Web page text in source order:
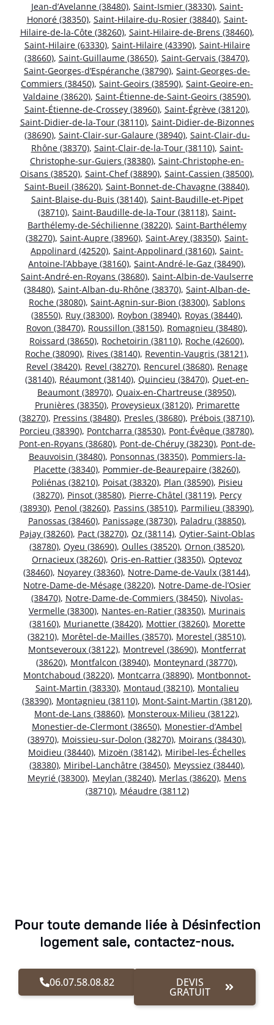
Jean-d’Avelanne (38480), Saint-Ismier (38330), Saint-
Honoré (38350), Saint-Hilaire-du-Rosier (38840), Saint-
Hilaire-de-la-Côte (38260), Saint-Hilaire-de-Brens (38460),
Saint-Hilaire (63330), Saint-Hilaire (43390), Saint-Hilaire
(38660), Saint-Guillaume (38650), Saint-Gervais (38470),
Saint-Georges-d’Espéranche (38790), Saint-Georges-de-
Commiers (38450), Saint-Geoirs (38590), Saint-Geoire-en-
Valdaine (38620), Saint-Étienne-de-Saint-Geoirs (38590),
Saint-Étienne-de-Crossey (38960), Saint-Égrève (38120),
Saint-Didier-de-la-Tour (38110), Saint-Didier-de-Bizonnes
(38690), Saint-Clair-sur-Galaure (38940), Saint-Clair-du-
Rhône (38370), Saint-Clair-de-la-Tour (38110), Saint-
Christophe-sur-Guiers (38380), Saint-Christophe-en-
Oisans (38520), Saint-Chef (38890), Saint-Cassien (38500),
Saint-Bueil (38620), Saint-Bonnet-de-Chavagne (38840),
Saint-Blaise-du-Buis (38140), Saint-Baudille-et-Pipet
(38710), Saint-Baudille-de-la-Tour (38118), Saint-
Barthélemy-de-Séchilienne (38220), Saint-Barthélemy
(38270), Saint-Aupre (38960), Saint-Arey (38350), Saint-
Appolinard (42520), Saint-Appolinard (38160), Saint-
Antoine-l’Abbaye (38160), Saint-André-le-Gaz (38490),
Saint-André-en-Royans (38680), Saint-Albin-de-Vaulserre
(38480), Saint-Alban-du-Rhône (38370), Saint-Alban-de-
Roche (38080), Saint-Agnin-sur-Bion (38300), Sablons
(38550), Ruy (38300), Roybon (38940), Royas (38440),
Rovon (38470), Roussillon (38150), Romagnieu (38480),
Roissard (38650), Rochetoirin (38110), Roche (42600),
Roche (38090), Rives (38140), Reventin-Vaugris (38121),
Revel (38420), Revel (38270), Rencurel (38680), Renage
(38140), Réaumont (38140), Quincieu (38470), Quet-en-
Beaumont (38970), Quaix-en-Chartreuse (38950),
Prunières (38350), Proveysieux (38120), Primarette
(38270), Pressins (38480), Presles (38680), Prébois (38710),
Porcieu (38390), Pontcharra (38530), Pont-Évêque (38780),
Pont-en-Royans (38680), Pont-de-Chéruy (38230), Pont-de-
Beauvoisin (38480), Ponsonnas (38350), Pommiers-la-
Placette (38340), Pommier-de-Beaurepaire (38260),
Poliénas (38210), Poisat (38320), Plan (38590), Pisieu
(38270), Pinsot (38580), Pierre-Châtel (38119), Percy
(38930), Penol (38260), Passins (38510), Parmilieu (38390),
Panossas (38460), Panissage (38730), Paladru (38850),
Pajay (38260), Pact (38270), Oz (38114), Oytier-Saint-Oblas
(38780), Oyeu (38690), Oulles (38520), Ornon (38520),
Ornacieux (38260), Oris-en-Rattier (38350), Optevoz
(38460), Noyarey (38360), Notre-Dame-de-Vaulx (38144),
Notre-Dame-de-Mésage (38220), Notre-Dame-de-l’Osier
(38470), Notre-Dame-de-Commiers (38450), Nivolas-
Vermelle (38300), Nantes-en-Ratier (38350), Murinais
(38160), Murianette (38420), Mottier (38260), Morette
(38210), Morêtel-de-Mailles (38570), Morestel (38510),
Montseveroux (38122), Montrevel (38690), Montferrat
(38620), Montfalcon (38940), Monteynard (38770),
Montchaboud (38220), Montcarra (38890), Montbonnot-
Saint-Martin (38330), Montaud (38210), Montalieu
(38390), Montagnieu (38110), Mont-Saint-Martin (38120),
Mont-de-Lans (38860), Monsteroux-Milieu (38122),
Monestier-de-Clermont (38650), Monestier-d’Ambel
(38970), Moissieu-sur-Dolon (38270), Moirans (38430),
Moidieu (38440), Mizoën (38142), Miribel-les-Échelles
(38380), Miribel-Lanchâtre (38450), Meyssiez (38440),
Meyrié (38300), Meylan (38240), Merlas (38620), Mens
(38710), Méaudre (38112)
Pour toute demande liée à Désinfection
logement sale, contactez-nous.
06.07.58.08.82 DEVIS
GRATUIT